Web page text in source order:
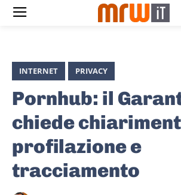
INTERNET PRIVACY
Pornhub: il
chiede
profilazione e
tracciamento